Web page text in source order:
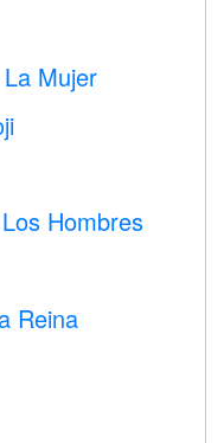
Mujer
Hombres
Reina